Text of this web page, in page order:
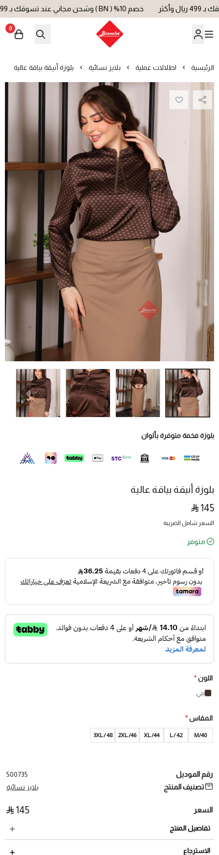
خصم 10% ( BN ) وشحن مجاني عند تسوقك بـ 499 ريال وأكثر
بينوش | Binoche
0
الرئيسية اطلالات عملية بلايز نسائية بلوزة أنيقة بياقة عالية
بلوزة أنيقة بياقة عالية
بلوزة فخمة متوفرة بألوان
145
السعر شامل الضريبة
متوفر
اللون*
بني
المقاس*
40/M
L / 42
XL /44
2XL /46
3XL / 48
رقم الموديل 500735
تصنيف المنتج بلايز نسائية
السعر 145
تفاصيل المنتج
الاسترجاع